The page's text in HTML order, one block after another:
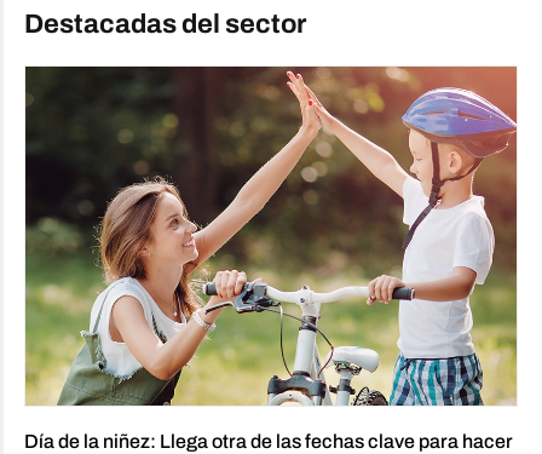
Destacadas del sector
Día de la niñez: Llega otra de las fechas clave para hacer